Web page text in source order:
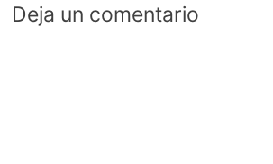
Deja un comentario